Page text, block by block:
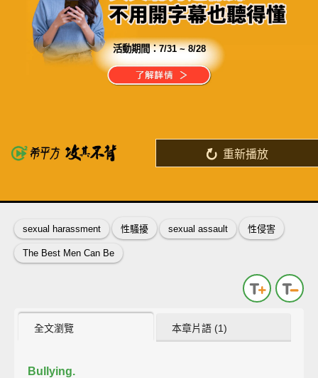
活動期間：7/31 ~ 8/28
重新播放
那是因為你沒有正確的學習計畫
了解詳情
sexual harassment 性騷擾 sexual assault 性侵害
The Best Men Can Be
全文瀏覽 本章片語 (1)
Bullying.